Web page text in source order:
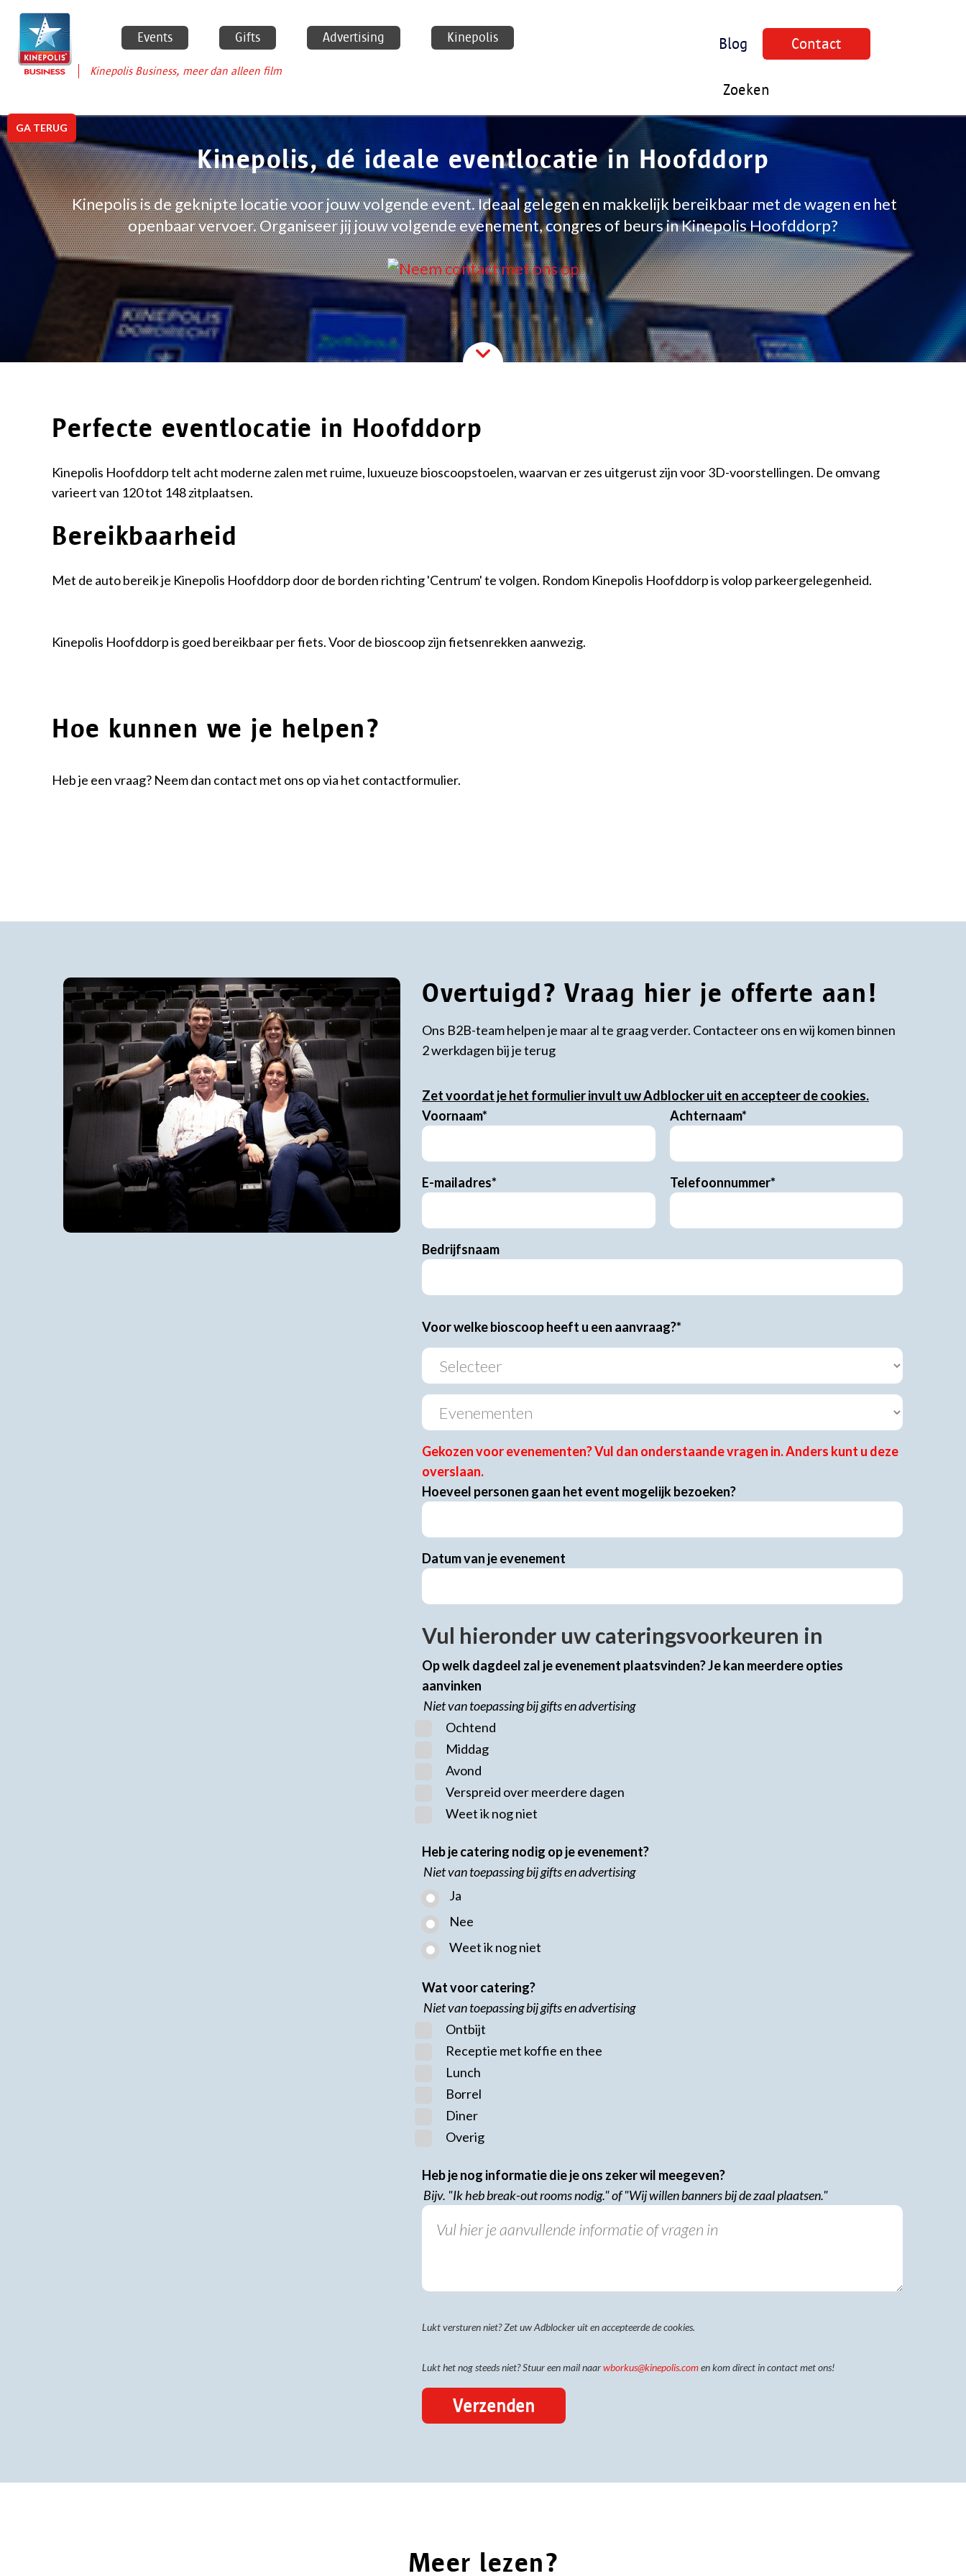
Events Gifts Advertising Kinepolis
Kinepolis Business, meer dan alleen film
Blog Contact
Zoeken
GA TERUG
Kinepolis, dé ideale eventlocatie in Hoofddorp
Kinepolis is de geknipte locatie voor jouw volgende event. Ideaal gelegen en makkelijk bereikbaar met de wagen en het
openbaar vervoer. Organiseer jij jouw volgende evenement, congres of beurs in Kinepolis Hoofddorp?
Perfecte eventlocatie in Hoofddorp
Kinepolis Hoofddorp telt acht moderne zalen met ruime, luxueuze bioscoopstoelen, waarvan er zes uitgerust zijn voor 3D-voorstellingen. De omvang
varieert van 120 tot 148 zitplaatsen.
Bereikbaarheid
Met de auto bereik je Kinepolis Hoofddorp door de borden richting 'Centrum' te volgen. Rondom Kinepolis Hoofddorp is volop parkeergelegenheid.
Kinepolis Hoofddorp is goed bereikbaar per fiets. Voor de bioscoop zijn fietsenrekken aanwezig.
Hoe kunnen we je helpen?
Heb je een vraag? Neem dan contact met ons op via het contactformulier.
Overtuigd? Vraag hier je offerte aan!
Ons B2B-team helpen je maar al te graag verder. Contacteer ons en wij komen binnen
2 werkdagen bij je terug
Zet voordat je het formulier invult uw Adblocker uit en accepteer de cookies.
Voornaam*
Achternaam*
E-mailadres* Telefoonnummer*
Bedrijfsnaam
Voor welke bioscoop heeft u een aanvraag?*
Gekozen voor evenementen? Vul dan onderstaande vragen in. Anders kunt u deze
overslaan.
Hoeveel personen gaan het event mogelijk bezoeken?
Datum van je evenement
Vul hieronder uw cateringsvoorkeuren in
Op welk dagdeel zal je evenement plaatsvinden? Je kan meerdere opties
aanvinken
Niet van toepassing bij gifts en advertising
Ochtend
Middag
Avond
Verspreid over meerdere dagen
Weet ik nog niet
Heb je catering nodig op je evenement?
Niet van toepassing bij gifts en advertising
Ja
Nee
Weet ik nog niet
Wat voor catering?
Niet van toepassing bij gifts en advertising
Ontbijt
Receptie met koffie en thee
Lunch
Borrel
Diner
Overig
Heb je nog informatie die je ons zeker wil meegeven?
Bijv. "Ik heb break-out rooms nodig." of "Wij willen banners bij de zaal plaatsen."
Lukt versturen niet? Zet uw Adblocker uit en accepteerde de cookies.
Lukt het nog steeds niet? Stuur een mail naarwborkus@kinepolis.comen kom direct in contact met ons!
Meer lezen?